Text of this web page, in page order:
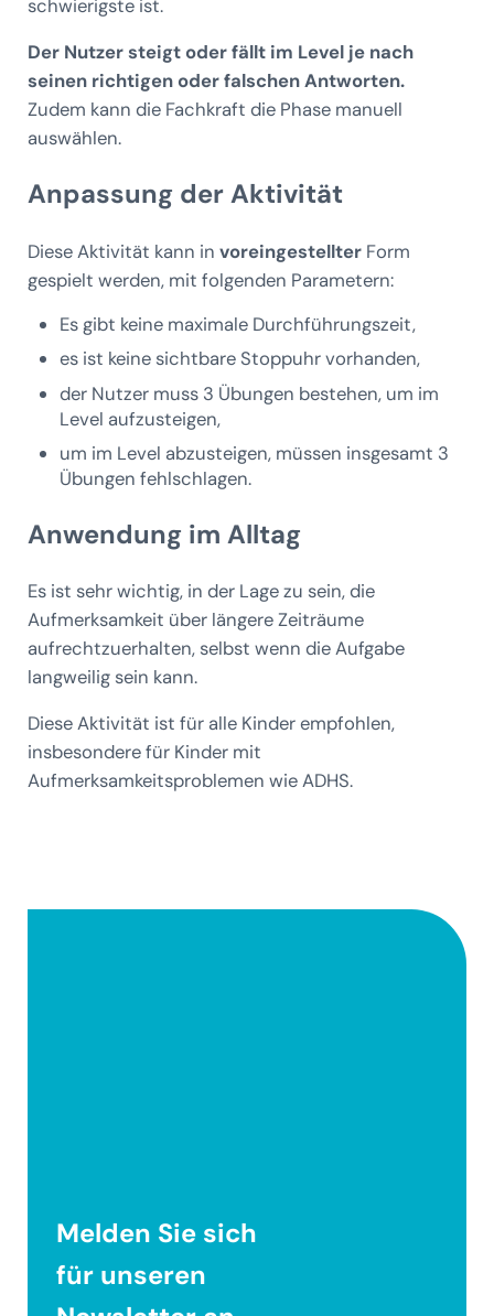
schwierigste ist.
Der Nutzer steigt oder fällt im Level je nach
seinen richtigen oder falschen Antworten.
Zudem kann die Fachkraft die Phase manuell
auswählen.
Anpassung der Aktivität
Diese Aktivität kann in voreingestellterForm
gespielt werden, mit folgenden Parametern:
Es gibt keine maximale Durchführungszeit,
es ist keine sichtbare Stoppuhr vorhanden,
der Nutzer muss 3 Übungen bestehen, um im
Level aufzusteigen,
um im Level abzusteigen, müssen insgesamt 3
Übungen fehlschlagen.
Anwendung im Alltag
Es ist sehr wichtig, in der Lage zu sein, die
Aufmerksamkeit über längere Zeiträume
aufrechtzuerhalten, selbst wenn die Aufgabe
langweilig sein kann.
Diese Aktivität ist für alle Kinder empfohlen,
insbesondere für Kinder mit
Aufmerksamkeitsproblemen wie ADHS.
Melden Sie sich
für unseren